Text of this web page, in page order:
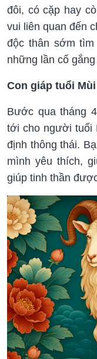
đôi, có cặp hay
vui liên quan đến
độc thân sớm
những lần cố
Con giáp tuổi Mùi
Bước qua tháng
tới cho người tuổi
định thông thái.
mình yêu thích,
giúp tinh thần